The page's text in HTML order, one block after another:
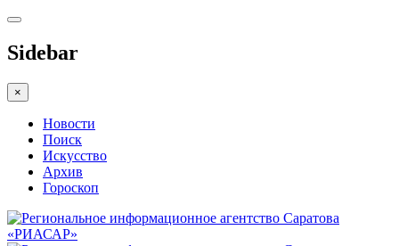
Sidebar
×
Новости
Поиск
Искусство
Архив
Гороскоп